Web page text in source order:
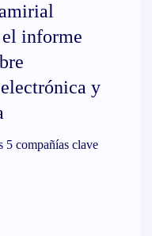
informe
y
5 compañías clave